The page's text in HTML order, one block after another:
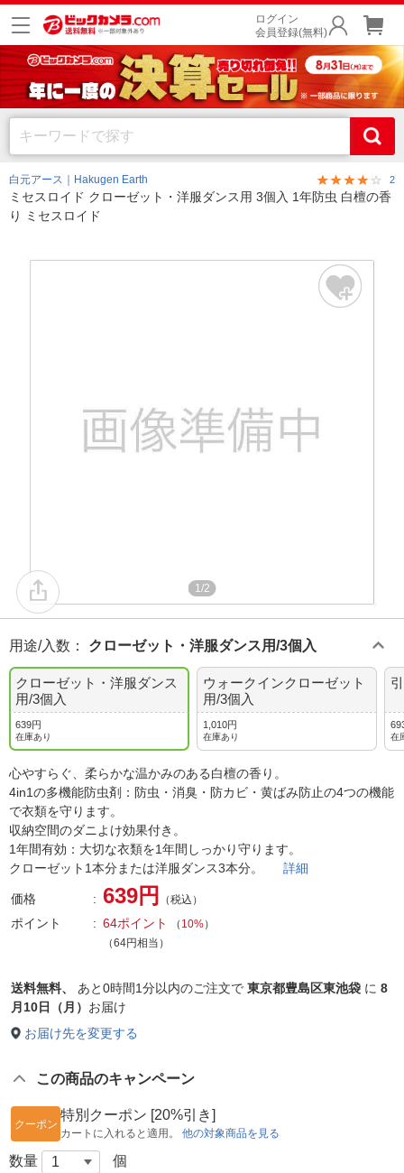
ログイン
会員登録(無料)
白元アース｜Hakugen Earth 2
ミセスロイド クローゼット・洋服ダンス用 3個入 1年防虫 白檀の香
り ミセスロイド
1/2
用途/入数 ： クローゼット・洋服ダンス用/3個入
クローゼット・洋服ダンス
用/3個入
639円
在庫あり
ウォークインクローゼット
用/3個入
1,010円
在庫あり 在
心やすらぐ、柔らかな温かみのある白檀の香り。
4in1の多機能防虫剤：防虫・消臭・防カビ・黄ばみ防止の4つの機能
で衣類を守ります。
収納空間のダニよけ効果付き。
1年間有効：大切な衣類を1年間しっかり守ります。
クローゼット1本分または洋服ダンス3本分。 詳細
価格 639円 （税込）
ポイント 64ポイント （ 10%）
（64円相当）
送料無料、 あと0時間1分以内のご注文で 東京都豊島区東池袋 に 8
月10日（月） お届け
お届け先を変更する
この商品のキャンペーン
クーポン
特別クーポン [20%引き]
カートに入れると適用。 他の対象商品を見る
数量 個